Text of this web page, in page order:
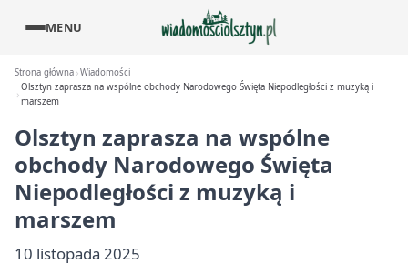
MENU
Strona główna Wiadomości
Olsztyn zaprasza na wspólne obchody Narodowego Święta Niepodległości z muzyką i
marszem
Olsztyn zaprasza na wspólne
obchody Narodowego Święta
Niepodległości z muzyką i
marszem
10 listopada 2025